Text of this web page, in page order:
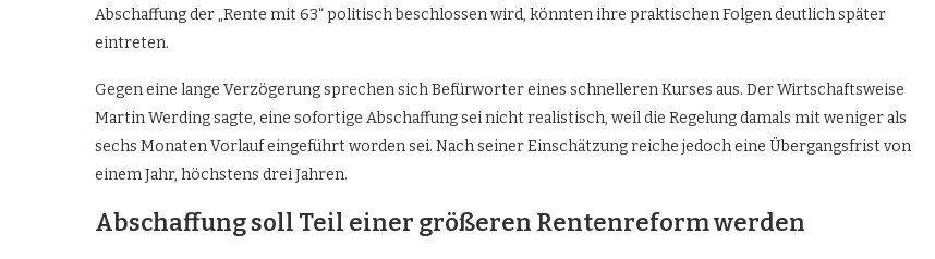
Abschaffung der „Rente mit 63“ politisch beschlossen wird, könnten ihre praktischen Folgen deutlich später
eintreten.
Gegen eine lange Verzögerung sprechen sich Befürworter eines schnelleren Kurses aus. Der Wirtschaftsweise
Martin Werding sagte, eine sofortige Abschaffung sei nicht realistisch, weil die Regelung damals mit weniger als
sechs Monaten Vorlauf eingeführt worden sei. Nach seiner Einschätzung reiche jedoch eine Übergangsfrist von
einem Jahr, höchstens drei Jahren.
Abschaffung soll Teil einer größeren Rentenreform werden